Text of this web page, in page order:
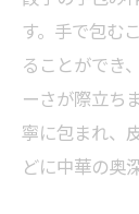
す。手で包む
ることができ
ーさが際立ち
寧に包まれ、
どに中華の奥